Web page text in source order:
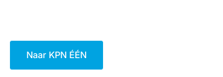
Naar KPN ÉÉN